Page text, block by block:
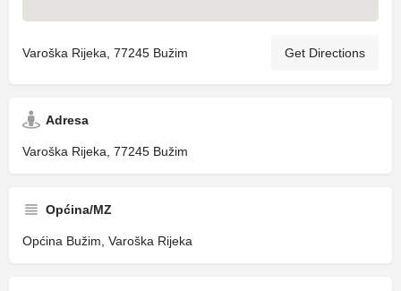
Varoška Rijeka, 77245 Bužim Get Directions
Adresa
Varoška Rijeka, 77245 Bužim
Općina/MZ
Općina Bužim, Varoška Rijeka